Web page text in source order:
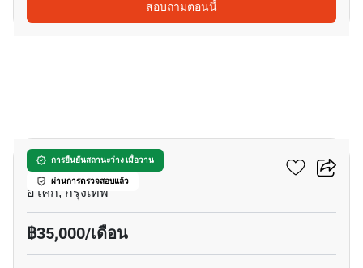
สอบถามตอนนี้
การยืนยันสถานะว่าง เมื่อวาน
ผ่านการตรวจสอบแล้ว
แอชตัน อโศก
อโศก, กรุงเทพ
฿35,000/เดือน